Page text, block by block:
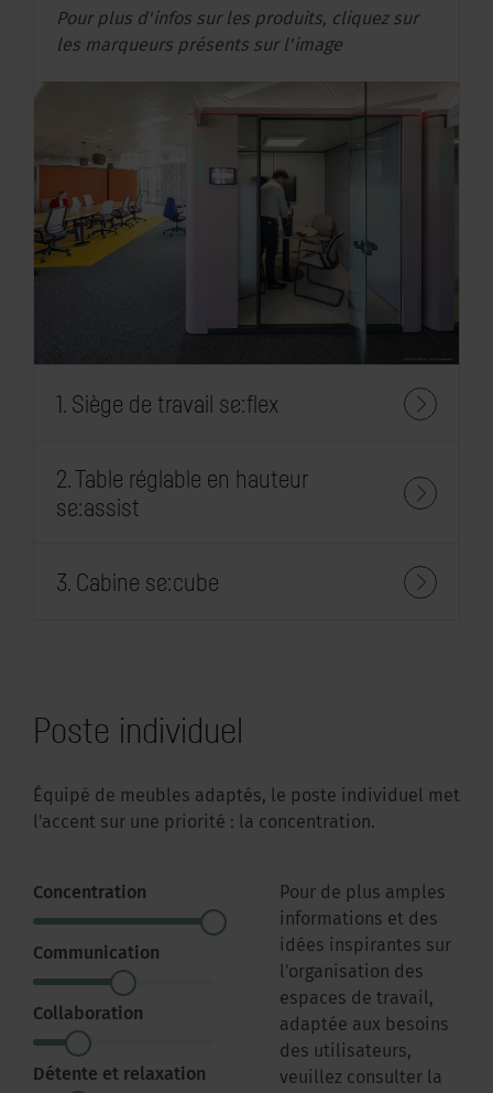
Pour plus d'infos sur les produits, cliquez sur
les marqueurs présents sur l'image
1. Siège de travail se:flex
2. Table réglable en hauteur
se:assist
3. Cabine se:cube
Poste individuel
Équipé de meubles adaptés, le poste individuel met
l'accent sur une priorité : la concentration.
Concentration
Communication
Collaboration
Détente et relaxation
Pour de plus amples
informations et des
idées inspirantes sur
l'organisation des
espaces de travail,
adaptée aux besoins
des utilisateurs,
veuillez consulter la